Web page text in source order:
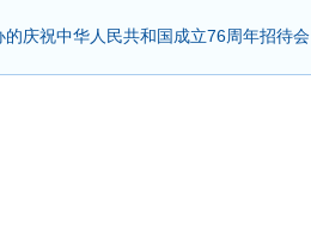
庆祝中华人民共和国成立76周年招待会